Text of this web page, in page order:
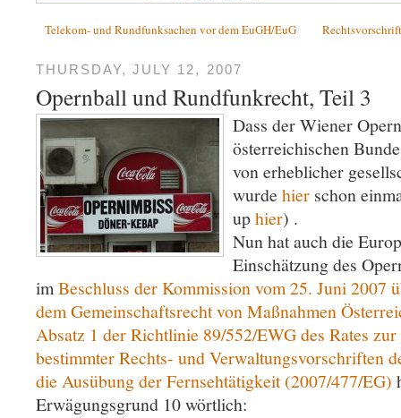
Telekom- und Rundfunksachen vor dem EuGH/EuG
THURSDAY, JULY 12, 2007
Opernball und Rundfunkrecht, Teil 3
Dass der Wiener
österreichischen
von erheblicher
wurde hier schon
uphier) .
Nun hat auch die
Einschätzung des
imBeschluss der Kommission vom 25. Juni 2007
dem Gemeinschaftsrecht von Maßnahmen
Absatz 1 der Richtlinie 89/552/EWG des Rates
bestimmter Rechts- und Verwaltungsvorschriften
die Ausübung der Fernsehtätigkeit (2007/477/EG)
Erwägungsgrund 10 wörtlich: